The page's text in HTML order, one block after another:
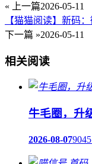
« 上一篇2026-05-11
【猫猫阅读】新码
下一篇 »2026-05-11
相关阅读
牛毛圈，升
2026-08-07